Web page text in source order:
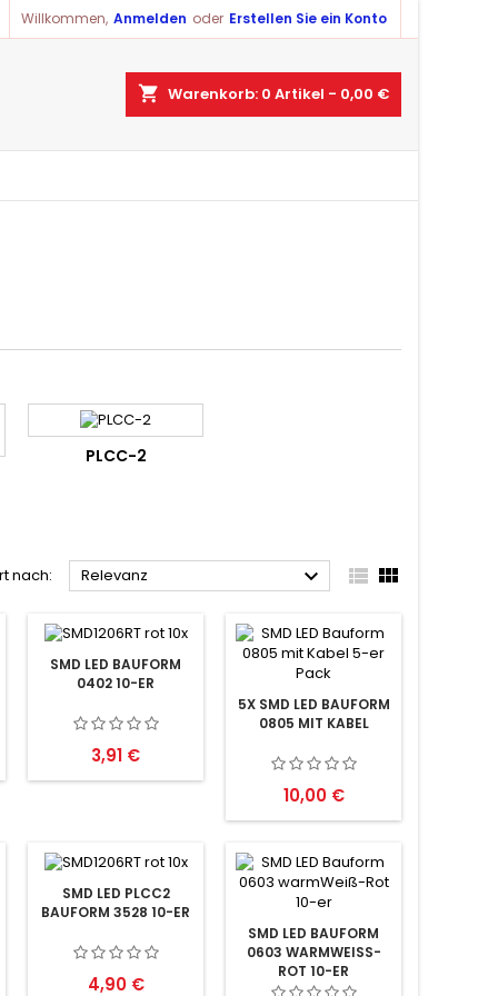
Willkommen, Anmelden oder Erstellen Sie ein Konto
shopping_cart Warenkorb: 0 Artikel - 0,00 €
PLCC-2
nach: Relevanz   
SMD LED BAUFORM
0402 10-ER
Preis
3,91 €
5X SMD LED BAUFORM
0805 MIT KABEL
Preis
10,00 €
SMD LED PLCC2
BAUFORM 3528 10-ER
Preis
4,90 €
SMD LED BAUFORM
0603 WARMWEISS-R
OT 10-ER